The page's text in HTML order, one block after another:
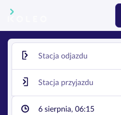
6 sierpnia, 06:15